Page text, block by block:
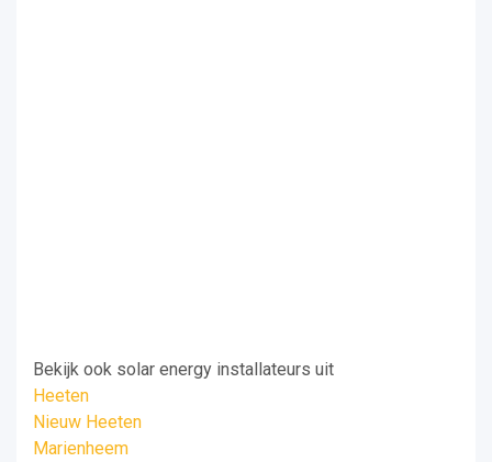
Bekijk ook solar energy installateurs uit
Heeten
Nieuw Heeten
Marienheem